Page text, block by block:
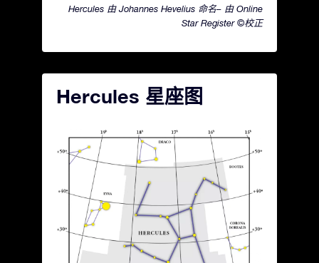
Hercules 由 Johannes Hevelius 命名– 由 Online
Star Register ©校正
Hercules 星座图